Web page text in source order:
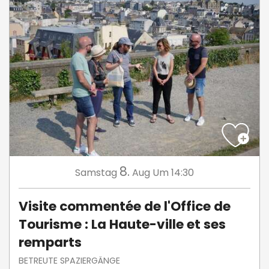
Samstag 8. Aug Um 14:30
Visite commentée de l'Office de
Tourisme : La Haute-ville et ses
remparts
BETREUTE SPAZIERGÄNGE